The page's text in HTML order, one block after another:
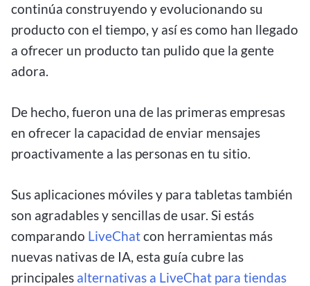
continúa construyendo y evolucionando su
producto con el tiempo, y así es como han llegado
a ofrecer un producto tan pulido que la gente
adora.
De hecho, fueron una de las primeras empresas
en ofrecer la capacidad de enviar mensajes
proactivamente a las personas en tu sitio.
Sus aplicaciones móviles y para tabletas también
son agradables y sencillas de usar. Si estás
comparando LiveChatcon herramientas más
nuevas nativas de IA, esta guía cubre las
principales alternativas a LiveChat para tiendas